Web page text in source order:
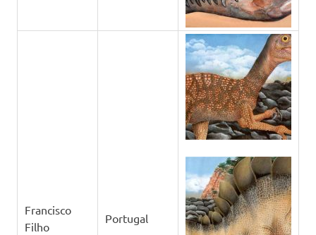
Francisco
Filho
Portugal